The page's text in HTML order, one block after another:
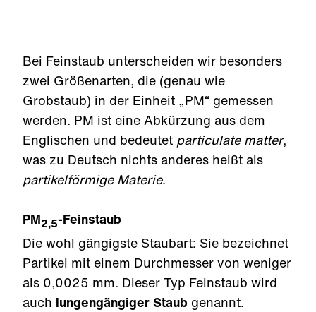
Bei Feinstaub unterscheiden wir besonders
zwei Größenarten, die (genau wie
Grobstaub) in der Einheit „PM“ gemessen
werden. PM ist eine Abkürzung aus dem
Englischen und bedeutet particulate matter,
was zu Deutsch nichts anderes heißt als
partikelförmige Materie.
PM2,5-Feinstaub
Die wohl gängigste Staubart: Sie bezeichnet
Partikel mit einem Durchmesser von weniger
als 0,0025 mm. Dieser Typ Feinstaub wird
auch lungengängiger Staub genannt.